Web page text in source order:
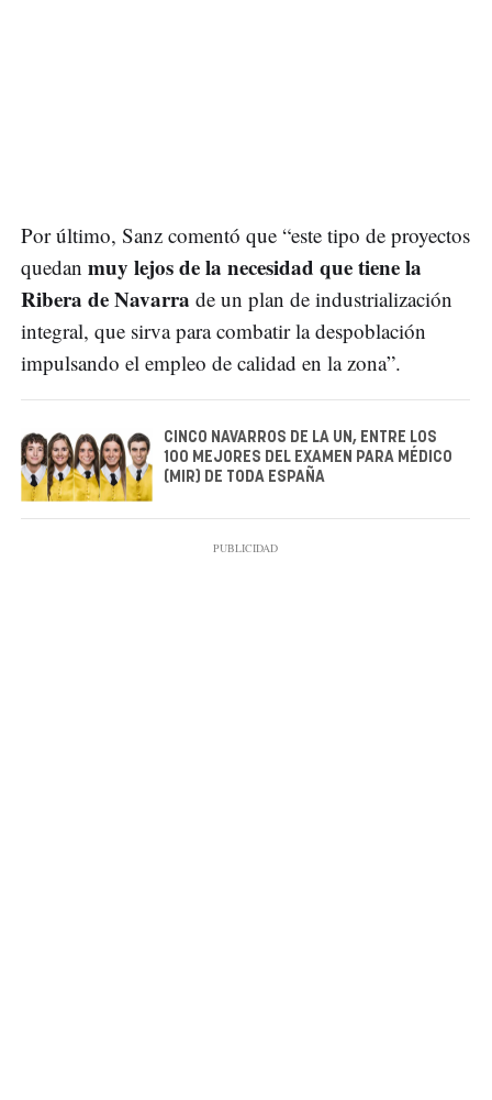
Por último, Sanz comentó que “este tipo de proyectos
quedan muy lejos de la necesidad que tiene la
Ribera de Navarra de un plan de industrialización
integral, que sirva para combatir la despoblación
impulsando el empleo de calidad en la zona”.
CINCO NAVARROS DE LA UN, ENTRE LOS
100 MEJORES DEL EXAMEN PARA MÉDICO
(MIR) DE TODA ESPAÑA